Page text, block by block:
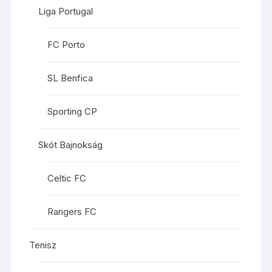
Liga Portugal
FC Porto
SL Benfica
Sporting CP
Skót Bajnokság
Celtic FC
Rangers FC
Tenisz